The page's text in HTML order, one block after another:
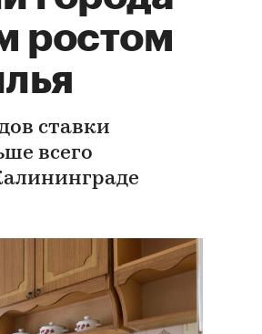
ростом
ставки
всего